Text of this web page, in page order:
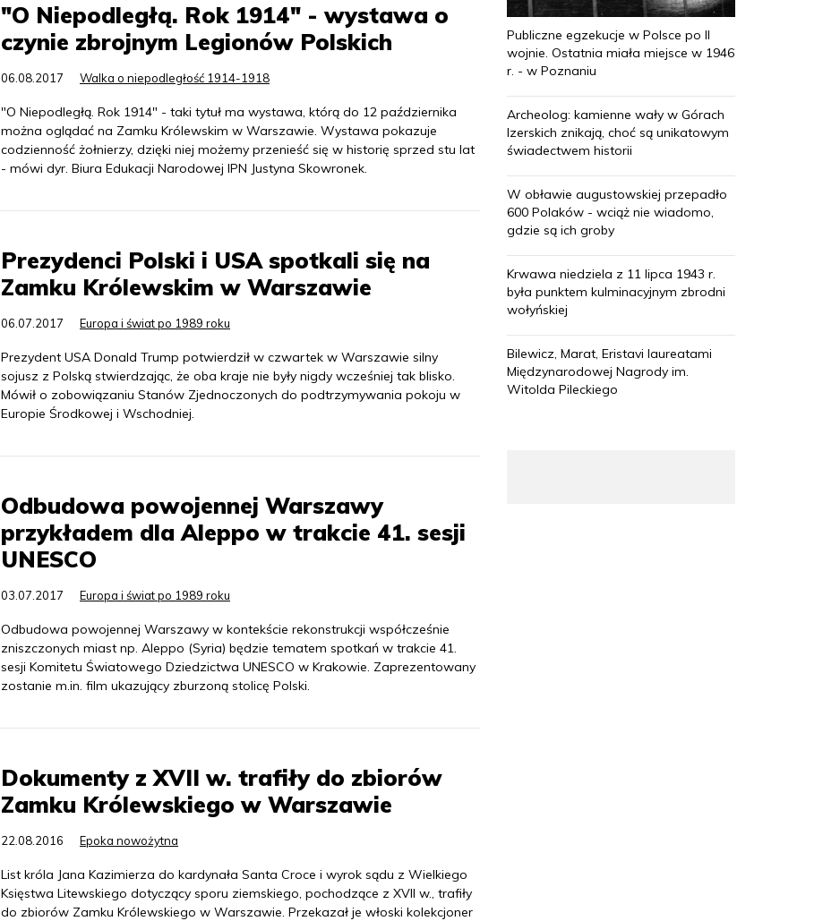
"O Niepodległą. Rok 1914" - wystawa o
czynie zbrojnym Legionów Polskich
06.08.2017 Walka o niepodległość 1914-1918
"O Niepodległą. Rok 1914" - taki tytuł ma wystawa, którą do 12 października
można oglądać na Zamku Królewskim w Warszawie. Wystawa pokazuje
codzienność żołnierzy, dzięki niej możemy przenieść się w historię sprzed stu lat
- mówi dyr. Biura Edukacji Narodowej IPN Justyna Skowronek.
Prezydenci Polski i USA spotkali się na
Zamku Królewskim w Warszawie
06.07.2017 Europa i świat po 1989 roku
Prezydent USA Donald Trump potwierdził w czwartek w Warszawie silny
sojusz z Polską stwierdzając, że oba kraje nie były nigdy wcześniej tak blisko.
Mówił o zobowiązaniu Stanów Zjednoczonych do podtrzymywania pokoju w
Europie Środkowej i Wschodniej.
Odbudowa powojennej Warszawy
przykładem dla Aleppo w trakcie 41. sesji
UNESCO
03.07.2017 Europa i świat po 1989 roku
Odbudowa powojennej Warszawy w kontekście rekonstrukcji współcześnie
zniszczonych miast np. Aleppo (Syria) będzie tematem spotkań w trakcie 41.
sesji Komitetu Światowego Dziedzictwa UNESCO w Krakowie. Zaprezentowany
zostanie m.in. film ukazujący zburzoną stolicę Polski.
Dokumenty z XVII w. trafiły do zbiorów
Zamku Królewskiego w Warszawie
22.08.2016 Epoka nowożytna
List króla Jana Kazimierza do kardynała Santa Croce i wyrok sądu z Wielkiego
Księstwa Litewskiego dotyczący sporu ziemskiego, pochodzące z XVII w., trafiły
do zbiorów Zamku Królewskiego w Warszawie. Przekazał je włoski kolekcjoner
Publiczne egzekucje w Polsce po II
wojnie. Ostatnia miała miejsce w 1946
r. - w Poznaniu
Archeolog: kamienne wały w Górach
Izerskich znikają, choć są unikatowym
świadectwem historii
W obławie augustowskiej przepadło
600 Polaków - wciąż nie wiadomo,
gdzie są ich groby
Krwawa niedziela z 11 lipca 1943 r.
była punktem kulminacyjnym zbrodni
wołyńskiej
Bilewicz, Marat, Eristavi laureatami
Międzynarodowej Nagrody im.
Witolda Pileckiego